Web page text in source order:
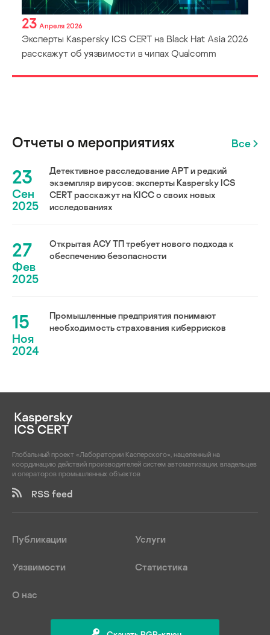
23 Апреля 2026
Эксперты Kaspersky ICS CERT на Black Hat Asia 2026
расскажут об уязвимости в чипах Qualcomm
Отчеты о мероприятиях Все
23
Сен
2025
Детективное расследование АРТ и редкий
экземпляр вирусов: эксперты Kaspersky ICS
CERT расскажут на KICC о своих новых
исследованиях
27
Фев
2025
Открытая АСУ ТП требует нового подхода к
обеспечению безопасности
15
Ноя
2024
Промышленные предприятия понимают
необходимость страхования киберрисков
Глобальный проект «Лаборатории Касперского», нацеленный на
координацию действий производителей систем автоматизации, владельцев
и операторов промышленных объектов
RSS feed
Публикации Услуги
Уязвимости Статистика
О нас